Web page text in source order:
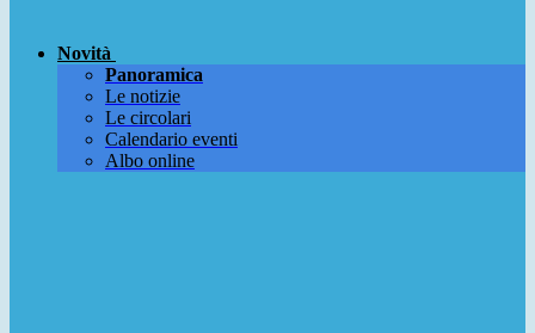
Novità
Panoramica
Le notizie
Le circolari
Calendario eventi
Albo online